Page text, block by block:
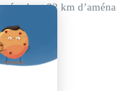
dont 82 km